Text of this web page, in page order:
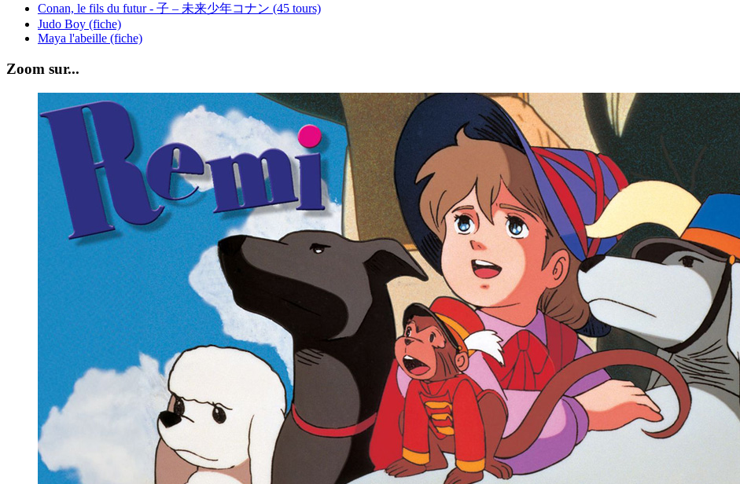
Conan, le fils du futur - 子 – 未来少年コナン (45 tours)
Judo Boy (fiche)
Maya l'abeille (fiche)
Zoom sur...